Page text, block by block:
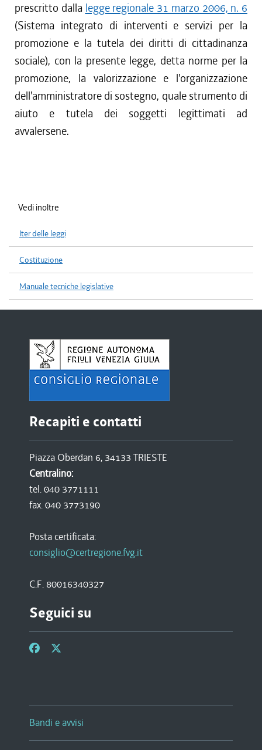
prescritto dalla legge regionale 31 marzo 2006, n. 6
(Sistema integrato di interventi e servizi per la
promozione e la tutela dei diritti di cittadinanza
sociale), con la presente legge, detta norme per la
promozione, la valorizzazione e l'organizzazione
dell'amministratore di sostegno, quale strumento di
aiuto e tutela dei soggetti legittimati ad
avvalersene.
Vedi inoltre
Iter delle leggi
Costituzione
Manuale tecniche legislative
Recapiti e contatti
Piazza Oberdan 6, 34133 TRIESTE
Centralino:
tel. 040 3771111
fax. 040 3773190
Posta certificata:
consiglio@certregione.fvg.it
C.F. 80016340327
Seguici su
Bandi e avvisi